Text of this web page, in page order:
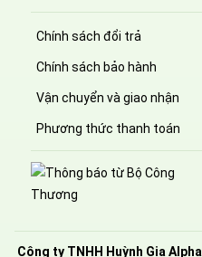
Chính sách đổi trả
Chính sách bảo hành
Vận chuyển và giao nhận
Phương thức thanh toán
Công ty TNHH Huỳnh Gia Alpha